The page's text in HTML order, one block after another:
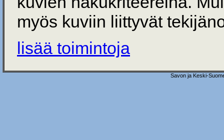
myös kuviin liittyvät
lisää toimintoja
Savon ja Keski-